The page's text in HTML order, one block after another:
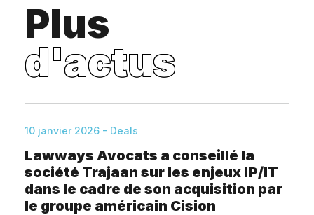
Plus
d'actus
10 janvier 2026 - Deals
Lawways Avocats a conseillé la
société Trajaan sur les enjeux IP/IT
dans le cadre de son acquisition par
le groupe américain Cision